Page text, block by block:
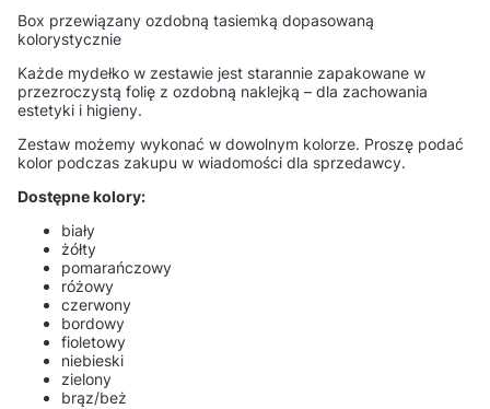
Box przewiązany ozdobną tasiemką dopasowaną
kolorystycznie
Każde mydełko w zestawie jest starannie zapakowane w
przezroczystą folię z ozdobną naklejką – dla zachowania
estetyki i higieny.
Zestaw możemy wykonać w dowolnym kolorze. Proszę podać
kolor podczas zakupu w wiadomości dla sprzedawcy.
Dostępne kolory:
biały
żółty
pomarańczowy
różowy
czerwony
bordowy
fioletowy
niebieski
zielony
brąz/beż